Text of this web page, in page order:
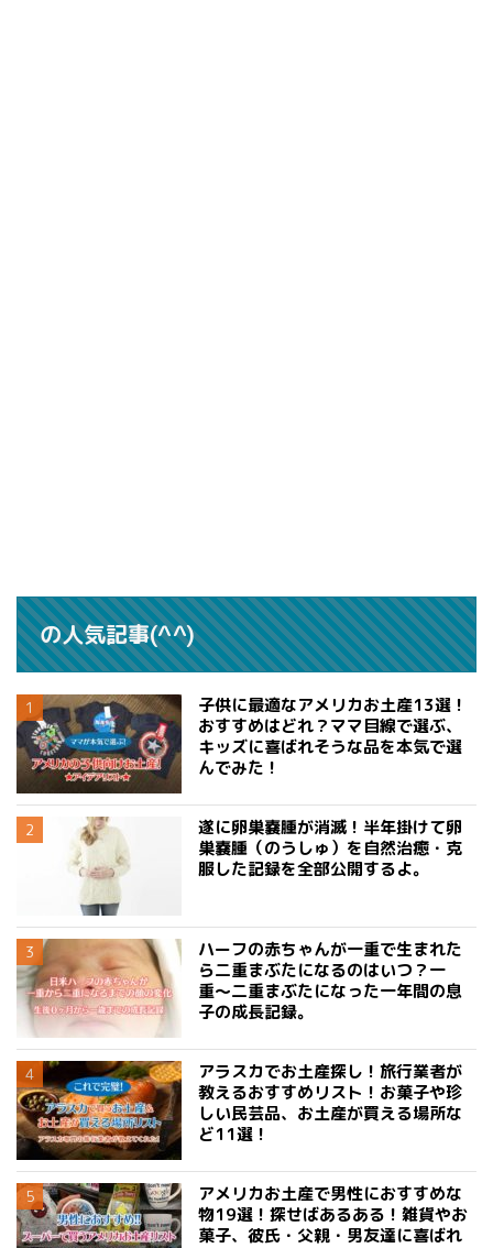
の人気記事(^^)
子供に最適なアメリカお土産13選！
おすすめはどれ？ママ目線で選ぶ、
キッズに喜ばれそうな品を本気で選
んでみた！
遂に卵巣嚢腫が消滅！半年掛けて卵
巣嚢腫（のうしゅ）を自然治癒・克
服した記録を全部公開するよ。
ハーフの赤ちゃんが一重で生まれた
ら二重まぶたになるのはいつ？一
重〜二重まぶたになった一年間の息
子の成長記録。
アラスカでお土産探し！旅行業者が
教えるおすすめリスト！お菓子や珍
しい民芸品、お土産が買える場所な
ど11選！
アメリカお土産で男性におすすめな
物19選！探せばあるある！雑貨やお
菓子、彼氏・父親・男友達に喜ばれ